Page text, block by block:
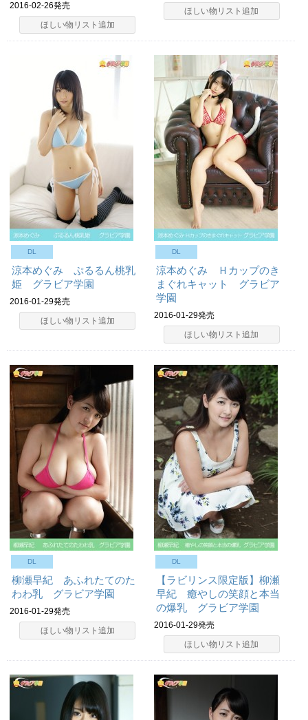
2016-02-26発売
ほしい物リスト追加
ほしい物リスト追加
DL
涼本めぐみ ぷるるん桃乳
姫 グラビア学園
2016-01-29発売
ほしい物リスト追加
DL
涼本めぐみ Ｈカップのき
まぐれキャット グラビア
学園
2016-01-29発売
ほしい物リスト追加
DL
柳瀬早紀 あふれたてのた
わわ乳 グラビア学園
2016-01-29発売
ほしい物リスト追加
DL
【ラビリンス限定版】柳瀬
早紀 癒やしの笑顔と本当
の爆乳 グラビア学園
2016-01-29発売
ほしい物リスト追加